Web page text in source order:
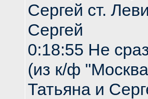
Сергей ст.
Сергей
0:18:55 Не
(из к/ф
Татьяна и